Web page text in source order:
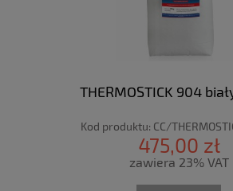
THERMOSTICK 904
Kod produktu: CC/
475,00 zł
zawiera 23% VAT